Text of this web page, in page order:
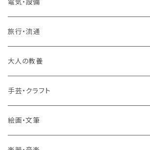
その他 語学
旅行・流通
旅行業務取扱管理者講座
その他 旅行・流通
大人の教養
手芸・クラフト
絵画・文筆